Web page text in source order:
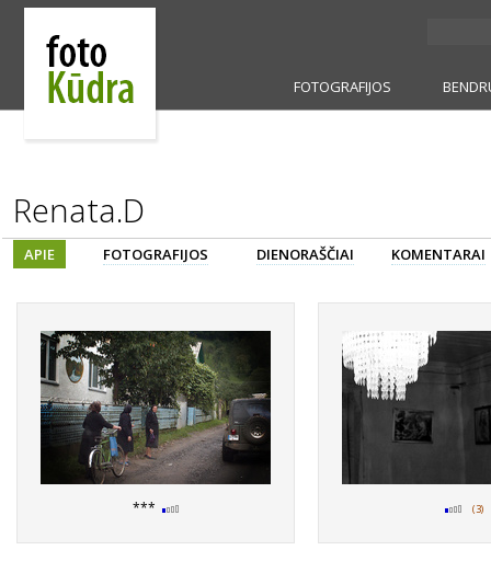
FOTOGRAFIJOS
Renata.D
APIE FOTOGRAFIJOS DIENORAŠČIAI KOMENTARAI
*** (3)